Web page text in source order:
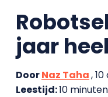
jaar
DoorNaz Taha,
Leestijd:10 minuten